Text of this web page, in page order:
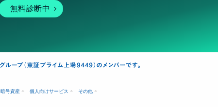
無料診断中
暗号資産 個人向けサービス その他